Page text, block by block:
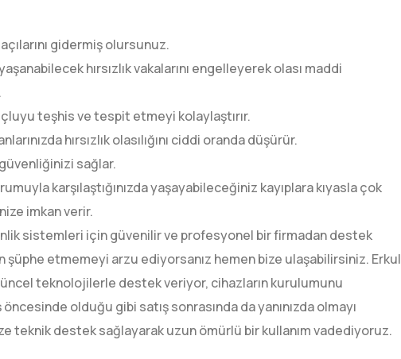
gidermiş olursunuz.
hırsızlık vakalarını engelleyerek olası maddi
teşhis ve tespit etmeyi kolaylaştırır.
hırsızlık olasılığını ciddi oranda düşürür.
sağlar.
karşılaştığınızda yaşayabileceğiniz kayıplara kıyasla çok
imkan verir.
sistemleri için güvenilir ve profesyonel bir firmadan destek
etmemeyi arzu ediyorsanız hemen bize ulaşabilirsiniz. Erkul
teknolojilerle destek veriyor, cihazların kurulumunu
olduğu gibi satış sonrasında da yanınızda olmayı
teknik destek sağlayarak uzun ömürlü bir kullanım vadediyoruz.